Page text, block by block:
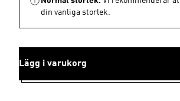
din vanliga storlek.
Lägg i varukorg